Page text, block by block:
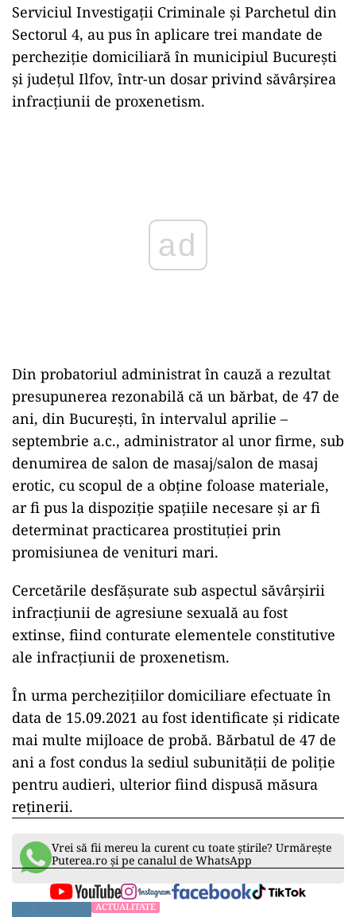
Serviciul Investigații Criminale și Parchetul din
Sectorul 4, au pus în aplicare trei mandate de
percheziție domiciliară în municipiul București
și județul Ilfov, într-un dosar privind săvârşirea
infracțiunii de proxenetism.
Din probatoriul administrat în cauză a rezultat
presupunerea rezonabilă că un bărbat, de 47 de
ani, din București, în intervalul aprilie –
septembrie a.c., administrator al unor firme, sub
denumirea de salon de masaj/salon de masaj
erotic, cu scopul de a obține foloase materiale,
ar fi pus la dispoziție spațiile necesare și ar fi
determinat practicarea prostituției prin
promisiunea de venituri mari.
Cercetările desfășurate sub aspectul săvârșirii
infracțiunii de agresiune sexuală au fost
extinse, fiind conturate elementele constitutive
ale infracțiunii de proxenetism.
În urma perchezițiilor domiciliare efectuate în
data de 15.09.2021 au fost identificate și ridicate
mai multe mijloace de probă. Bărbatul de 47 de
ani a fost condus la sediul subunității de poliție
pentru audieri, ulterior fiind dispusă măsura
reținerii.
Vrei să fii mereu la curent cu toate știrile? Urmărește
Puterea.ro și pe canalul de WhatsApp
ACTUALITATE